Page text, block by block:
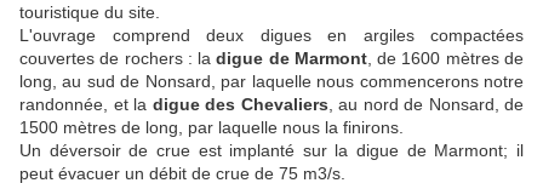
touristique du site.
L'ouvrage comprend deux digues en argiles compactées
couvertes de rochers : ladigue de Marmont, de 1600 mètres de
long, au sud de Nonsard, par laquelle nous commencerons notre
randonnée, et la digue des Chevaliers , au nord de Nonsard, de
1500 mètres de long, par laquelle nous la finirons.
Un déversoir de crue est implanté sur la digue de Marmont; il
peut évacuer un débit de crue de 75 m3/s.